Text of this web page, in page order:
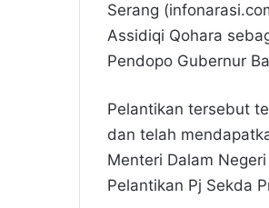
Serang
Assidiqi Qohara
Pendopo Gubernur
Pelantikan tersebut
dan telah
Menteri Dalam
Pelantikan Pj Sekda